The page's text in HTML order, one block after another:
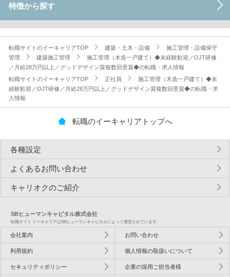
特徴から探す
転職サイトのイーキャリアTOP 建築・土木・設備
施工管理・設備保守
管理
建築施工管理
施工管理（木造一戸建て）◆未経験歓迎／OJT研修
／月給28万円以上／グッドデザイン賞複数回受賞◆の転職・求人情報
転職サイトのイーキャリアTOP
正社員
施工管理（木造一戸建て）◆未
経験歓迎／OJT研修／月給28万円以上／グッドデザイン賞複数回受賞◆の転職・求
人情報
転職のイーキャリアトップへ
各種設定
よくあるお問い合わせ
キャリオクのご紹介
SBヒューマンキャピタル株式会社
転職サイト イーキャリアはSBヒューマンキャピタルによって運営されています。
会社案内 お問い合わせ
利用規約 個人情報の取扱いについて
セキュリティポリシー 企業の採用ご担当者様